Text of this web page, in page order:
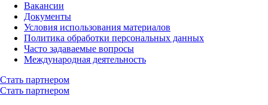
Вакансии
Документы
Условия использования материалов
Политика обработки персональных данных
Часто задаваемые вопросы
Международная деятельность
Стать партнером
Стать партнером